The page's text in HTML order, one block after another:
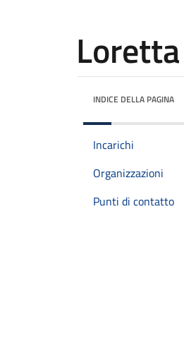
INDICE DELLA PAGINA
Incarichi
Organizzazioni
Punti di contatto